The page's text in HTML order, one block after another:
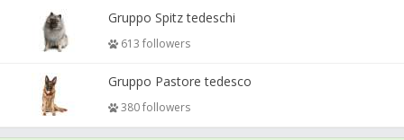
Gruppo Spitz tedeschi
613 followers
Gruppo Pastore tedesco
380 followers